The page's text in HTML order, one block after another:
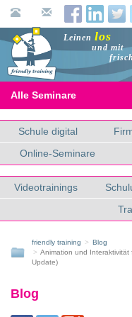
Leinen los
und mit
Alle Seminare
Schule digital
Online-Seminare
Videotrainings
friendly training
Blog
Animation und Interaktivität
Update)
Blog